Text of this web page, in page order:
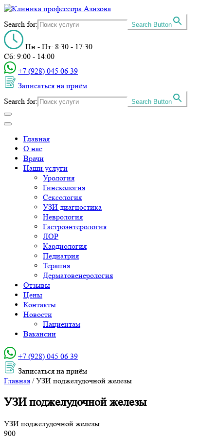
Search for: Search Button
Пн - Пт: 8:30 - 17:30
Сб: 9:00 - 14:00
+7 (928) 045 06 39‬
Записаться на приём
Search for:
Search Button
Главная
О нас
Врачи
Наши услуги
Урология
Гинекология
Сексология
УЗИ диагностика
Неврология
Гастроэнтерология
ЛОР
Кардиология
Педиатрия
Терапия
Дерматовенерология
Отзывы
Цены
Контакты
Новости
Пациентам
Вакансии
+7 (928) 045 06 39‬
Записаться на приём
Главная / УЗИ поджелудочной железы
УЗИ поджелудочной железы
УЗИ поджелудочной железы
900